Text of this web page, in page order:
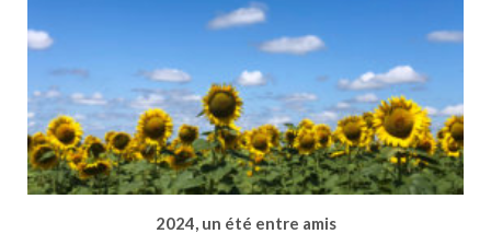
2024, un été entre amis